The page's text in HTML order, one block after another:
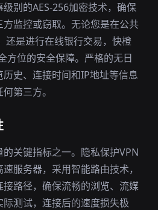
别的AES-256加密技术，确保
监控或窃取。无论您是在公共
还是进行在线银行交易，快橙
方位的安全保障。严格的无日
史、连接时间和IP地址等信息
第三方。
关键指标之一。隐私保护VPN
服务器，采用智能路由技术，
路径，确保流畅的浏览、流媒
测试，连接后的速度损失极